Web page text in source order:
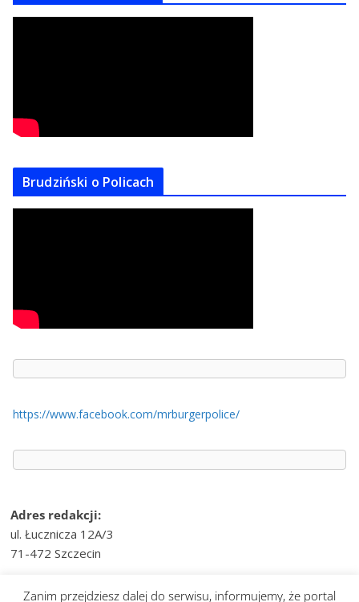
Brudziński o Policach
https://www.facebook.com/mrburgerpolice/
Adres redakcji:
ul. Łucznicza 12A/3
71-472 Szczecin
e-mail:wiesci@telvinet.pl
Zanim przejdziesz dalej do serwisu, informujemy, że portal